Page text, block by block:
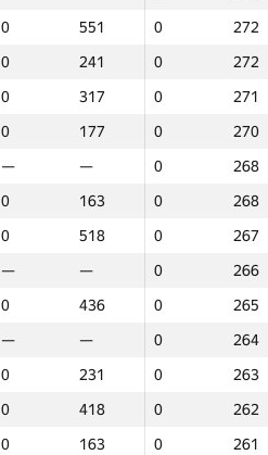
0 551 0 272
0 241 0 272
0 317 0 271
0 177 0 270
— — 0 268
0 163 0 268
0 518 0 267
— — 0 266
0 436 0 265
— — 0 264
0 231 0 263
0 418 0 262
0 163 0 261
2 3
GP30 O‘rin GP30 O‘rin